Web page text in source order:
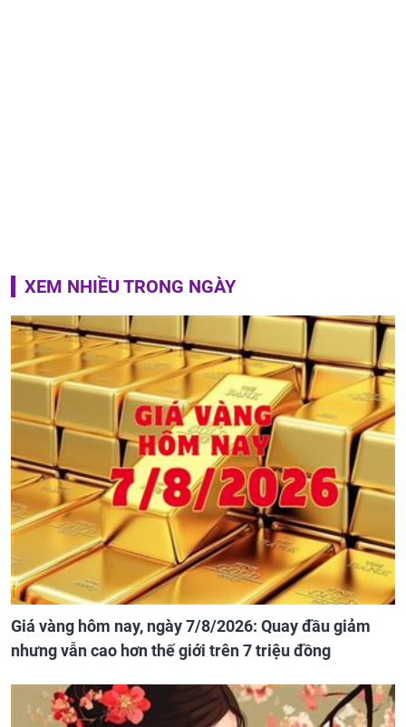
XEM NHIỀU TRONG NGÀY
Giá vàng hôm nay, ngày 7/8/2026: Quay đầu giảm
nhưng vẫn cao hơn thế giới trên 7 triệu đồng